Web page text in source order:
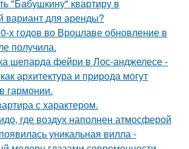
"Бабушкину" квартиру в
вариант для аренды?
х годов во Вроцлаве обновление в
получила.
шепарда фейри в Лос-анджелесе -
архитектура и природа могут
гармонии.
с характером.
где воздух наполнен атмосферой
уникальная вилла -